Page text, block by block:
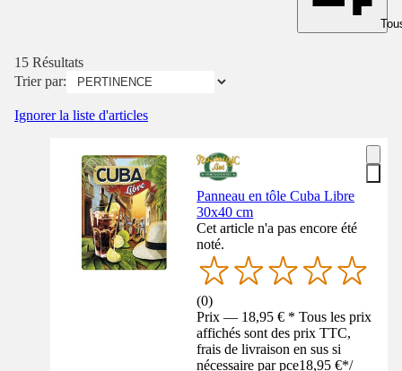
15 Résultats
Trier par:
Ignorer la liste d'articles
Panneau en tôle Cuba Libre
30x40 cm
Cet article n'a pas encore été
noté.
(0)
Prix — 18,95 € * Tous les prix
affichés sont des prix TTC,
frais de livraison en sus si
nécessaire par pce18,95 €*/